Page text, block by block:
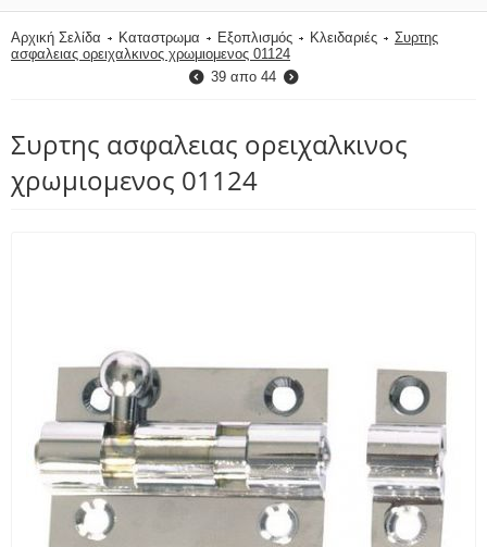
Αρχική Σελίδα Καταστρωμα Εξοπλισμός Κλειδαριές
Συρτης
ασφαλειας ορειχαλκινος χρωμιομενος 01124
39 απο 44
Συρτης ασφαλειας ορειχαλκινος
χρωμιομενος 01124